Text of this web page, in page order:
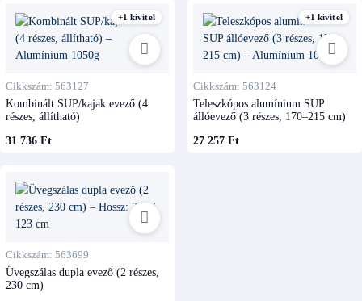
+1 kivitel
Cikkszám: 563127
Kombinált SUP/kajak evező (4
részes, állítható)
31 736 Ft
+1 kivitel
Cikkszám: 563124
Teleszkópos alumínium SUP
állóevező (3 részes, 170–215 cm)
27 257 Ft
Cikkszám: 563699
Üvegszálas dupla evező (2 részes,
230 cm)